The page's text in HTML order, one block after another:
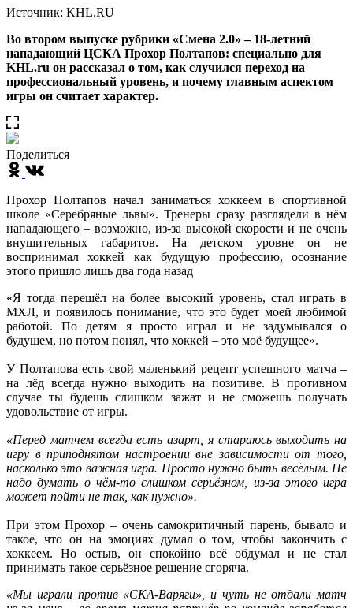
Источник: KHL.RU
Во втором выпуске рубрики «Смена 2.0» – 18-летний
нападающий ЦСКА Прохор Полтапов: специально для
KHL.ru он рассказал о том, как случился переход на
профессиональный уровень, и почему главным аспектом
игры он считает характер.
Поделиться
Прохор Полтапов начал заниматься хоккеем в спортивной
школе «Серебряные львы». Тренеры сразу разглядели в нём
нападающего – возможно, из-за высокой скорости и не очень
внушительных габаритов. На детском уровне он не
воспринимал хоккей как будущую профессию, осознание
этого пришло лишь два года назад
«Я тогда перешёл на более высокий уровень, стал играть в
МХЛ, и появилось понимание, что это будет моей любимой
работой. По детям я просто играл и не задумывался о
будущем, но потом понял, что хоккей – это моё будущее».
У Полтапова есть свой маленький рецепт успешного матча –
на лёд всегда нужно выходить на позитиве. В противном
случае ты будешь слишком зажат и не сможешь получать
удовольствие от игры.
«Перед матчем всегда есть азарт, я стараюсь выходить на
игру в приподнятом настроении вне зависимости от того,
насколько это важная игра. Просто нужно быть весёлым. Не
надо думать о чём-то слишком серьёзном, из-за этого игра
может пойти не так, как нужно».
При этом Прохор – очень самокритичный парень, бывало и
такое, что он на эмоциях думал о том, чтобы закончить с
хоккеем. Но остыв, он спокойно всё обдумал и не стал
принимать такое серьёзное решение сгоряча.
«Мы играли против «СКА-Варяги», и чуть не отдали матч